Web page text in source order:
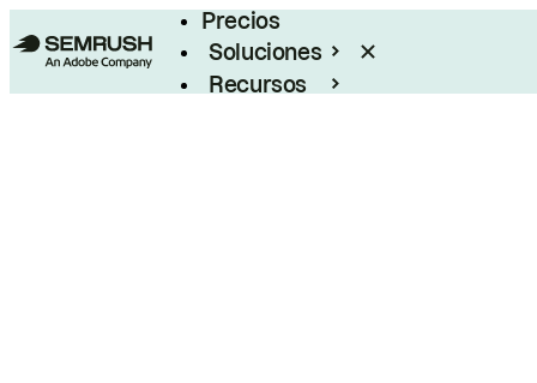
Precios
Soluciones
Recursos